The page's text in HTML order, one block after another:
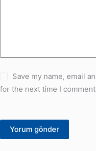
Save my name, email
for the next time I
Yorum gönder